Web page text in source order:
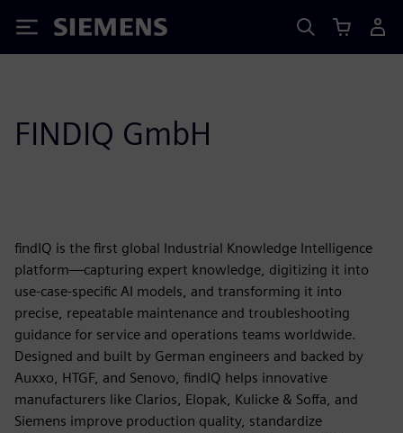
Siemens
FINDIQ GmbH
findIQ is the first global Industrial Knowledge Intelligence
platform—capturing expert knowledge, digitizing it into
use-case-specific AI models, and transforming it into
precise, repeatable maintenance and troubleshooting
guidance for service and operations teams worldwide.
Designed and built by German engineers and backed by
Auxxo, HTGF, and Senovo, findIQ helps innovative
manufacturers like Clarios, Elopak, Kulicke & Soffa, and
Siemens improve production quality, standardize